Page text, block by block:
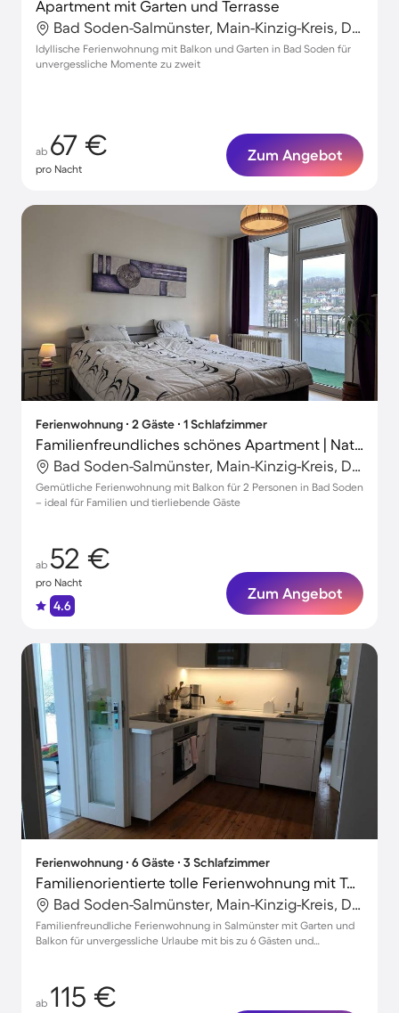
Apartment mit Garten und Terrasse
Bad Soden-Salmünster, Main-Kinzig-Kreis, Deutschland
Idyllische Ferienwohnung mit Balkon und Garten in Bad Soden für
unvergessliche Momente zu zweit
ab 67 €
pro Nacht
Zum Angebot
Ferienwohnung ∙ 2 Gäste ∙ 1 Schlafzimmer
Familienfreundliches schönes Apartment | Naturblick | Ideal für Homeoffice | Hunde erlaubt
Bad Soden-Salmünster, Main-Kinzig-Kreis, Deutschland
Gemütliche Ferienwohnung mit Balkon für 2 Personen in Bad Soden
– ideal für Familien und tierliebende Gäste
ab 52 €
pro Nacht
4.6
Zum Angebot
Ferienwohnung ∙ 6 Gäste ∙ 3 Schlafzimmer
Familienorientierte tolle Ferienwohnung mit Terrasse und Garten | Naturblick | Hunde erlaubt
Bad Soden-Salmünster, Main-Kinzig-Kreis, Deutschland
Familienfreundliche Ferienwohnung in Salmünster mit Garten und
Balkon für unvergessliche Urlaube mit bis zu 6 Gästen und
ab 115 €